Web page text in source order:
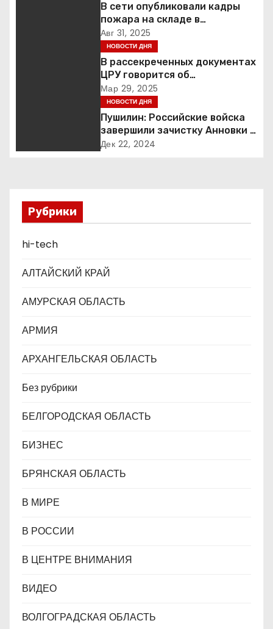
о
а
п
и
с
я
м
В сети опубликовали кадры
пожара на складе в
подмосковной Балашихе
Авг 31, 2025
НОВОСТИ ДНЯ
В рассекреченных документах
ЦРУ говорится об
«обнаружении» Ковчега
Завета
Мар 29, 2025
НОВОСТИ ДНЯ
Пушилин: Российские войска
завершили зачистку Анновки в
ДНР
Дек 22, 2024
Рубрики
hi-tech
АЛТАЙСКИЙ КРАЙ
АМУРСКАЯ ОБЛАСТЬ
АРМИЯ
АРХАНГЕЛЬСКАЯ ОБЛАСТЬ
Без рубрики
БЕЛГОРОДСКАЯ ОБЛАСТЬ
БИЗНЕС
БРЯНСКАЯ ОБЛАСТЬ
В МИРЕ
В РОССИИ
В ЦЕНТРЕ ВНИМАНИЯ
ВИДЕО
ВОЛГОГРАДСКАЯ ОБЛАСТЬ